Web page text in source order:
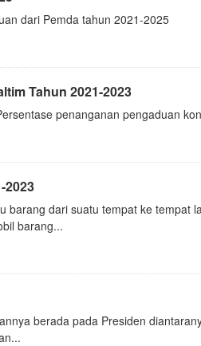
dari Pemda tahun 2021-2025
Tahun 2021-2023
penanganan pengaduan
2023
dari suatu tempat ke tempat
barang...
berada pada Presiden